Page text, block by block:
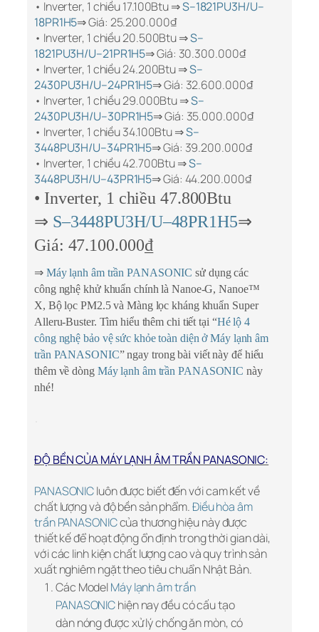
• Inverter, 1 chiều 17.100Btu ⇒S–1821PU3H/U–
18PR1H5⇒ Giá: 25.200.000₫
• Inverter, 1 chiều 20.500Btu ⇒S–
1821PU3H/U–21PR1H5⇒ Giá: 30.300.000₫
• Inverter, 1 chiều 24.200Btu ⇒S–
2430PU3H/U–24PR1H5⇒ Giá: 32.600.000₫
• Inverter, 1 chiều 29.000Btu ⇒S–
2430PU3H/U–30PR1H5⇒ Giá: 35.000.000₫
• Inverter, 1 chiều 34.100Btu ⇒S–
3448PU3H/U–34PR1H5⇒ Giá: 39.200.000₫
• Inverter, 1 chiều 42.700Btu ⇒S–
3448PU3H/U–43PR1H5⇒ Giá: 44.200.000₫
• Inverter, 1 chiều 47.800Btu
⇒ S–3448PU3H/U–48PR1H5⇒
Giá: 47.100.000₫
⇒ Máy lạnh âm trần PANASONIC sử dụng các
công nghệ khử khuẩn chính là Nanoe-G, Nanoe™
X, Bộ lọc PM2.5 và Màng lọc kháng khuẩn Super
Alleru-Buster. Tìm hiểu thêm chi tiết tại “Hé lộ 4
công nghệ bảo vệ sức khỏe toàn diện ở Máy lạnh âm
trần PANASONIC” ngay trong bài viết này để hiểu
thêm về dòng Máy lạnh âm trần PANASONIC này
nhé!
ĐỘ BỀN CỦA MÁY LẠNH ÂM TRẦN PANASONIC:
PANASONICluôn được biết đến với cam kết về
chất lượng và độ bền sản phẩm.Điều hòa âm
trần PANASONICcủa thương hiệu này được
thiết kế để hoạt động ổn định trong thời gian dài,
với các linh kiện chất lượng cao và quy trình sản
xuất nghiêm ngặt theo tiêu chuẩn Nhật Bản.
Các ModelMáy lạnh âm trần
PANASONIChiện nay đều có cấu tạo
dàn nóng được xử lý chống ăn mòn, có